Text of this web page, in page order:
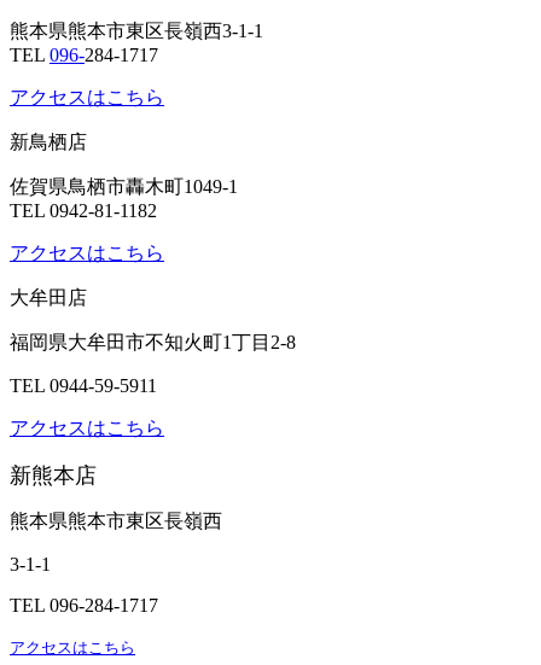
熊本県熊本市東区長嶺西3-1-1
TEL 096-284-1717
アクセスはこちら
新鳥栖店
佐賀県鳥栖市轟木町1049-1
TEL 0942-81-1182
アクセスはこちら
大牟田店
福岡県大牟田市不知火町1丁目2-8
TEL 0944-59-5911
アクセスはこちら
新熊本店
熊本県熊本市東区長嶺西
3-1-1
TEL 096-284-1717
アクセスはこちら